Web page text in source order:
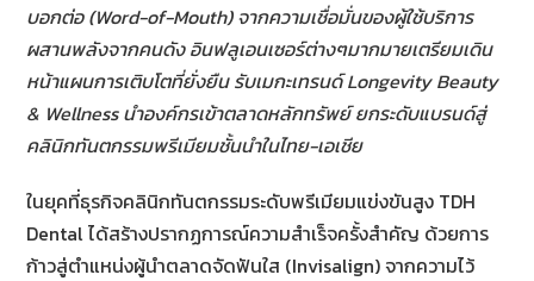
บอกต่อ (Word-of-Mouth) จากความเชื่อมั่นของผู้ใช้บริการ
ผสานพลังจากคนดัง อินฟลูเอนเซอร์ต่างๆมากมายเตรียมเดิน
หน้าแผนการเติบโตที่ยั่งยืน รับเมกะเทรนด์ Longevity Beauty
& Wellness นำองค์กรเข้าตลาดหลักทรัพย์ ยกระดับแบรนด์สู่
คลินิกทันตกรรมพรีเมียมชั้นนำในไทย-เอเชีย
ในยุคที่ธุรกิจคลินิกทันตกรรมระดับพรีเมียมแข่งขันสูง TDH
Dental ได้สร้างปรากฏการณ์ความสำเร็จครั้งสำคัญ ด้วยการ
ก้าวสู่ตำแหน่งผู้นำตลาดจัดฟันใส (Invisalign) จากความไว้